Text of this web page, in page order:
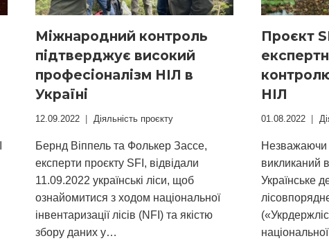
(НІЛ)
УКРАЇНІ
Міжнародний контроль
підтверджує високий
професіоналізм НІЛ в
Україні
12.09.2022 Діяльність проєкту
Бернд Віппель та Фолькер Зассе,
експерти проєкту SFI, відвідали
11.09.2022 українські ліси, щоб
ознайомитися з ходом національної
інвентаризації лісів (NFI) та якістю
збору даних у…
Проєкт
НІЛ
01.08.2022
Незважаючи
викликаний
Українське
національної